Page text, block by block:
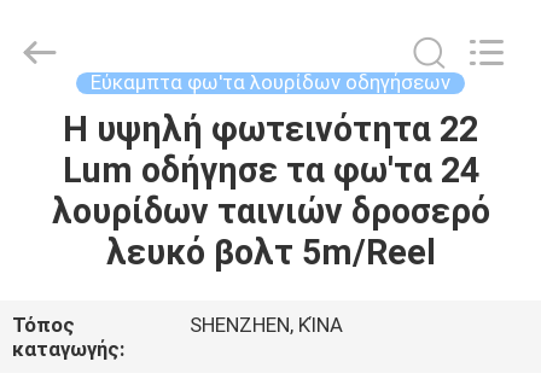
ΣΠΊΤΙ
ΠΡΟΪΌΝΤΑ
ΕΜΕΊΣ
Rights
Εύκαμπτα φω'τα λουρίδων οδηγήσεων
Η υψηλή φωτεινότητα 22
Lum οδήγησε τα φω'τα 24
λουρίδων ταινιών δροσερό
λευκό βολτ 5m/Reel
Τόπος
καταγωγής:
SHENZHEN, ΚΊΝΑ